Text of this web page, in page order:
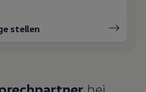
stellen